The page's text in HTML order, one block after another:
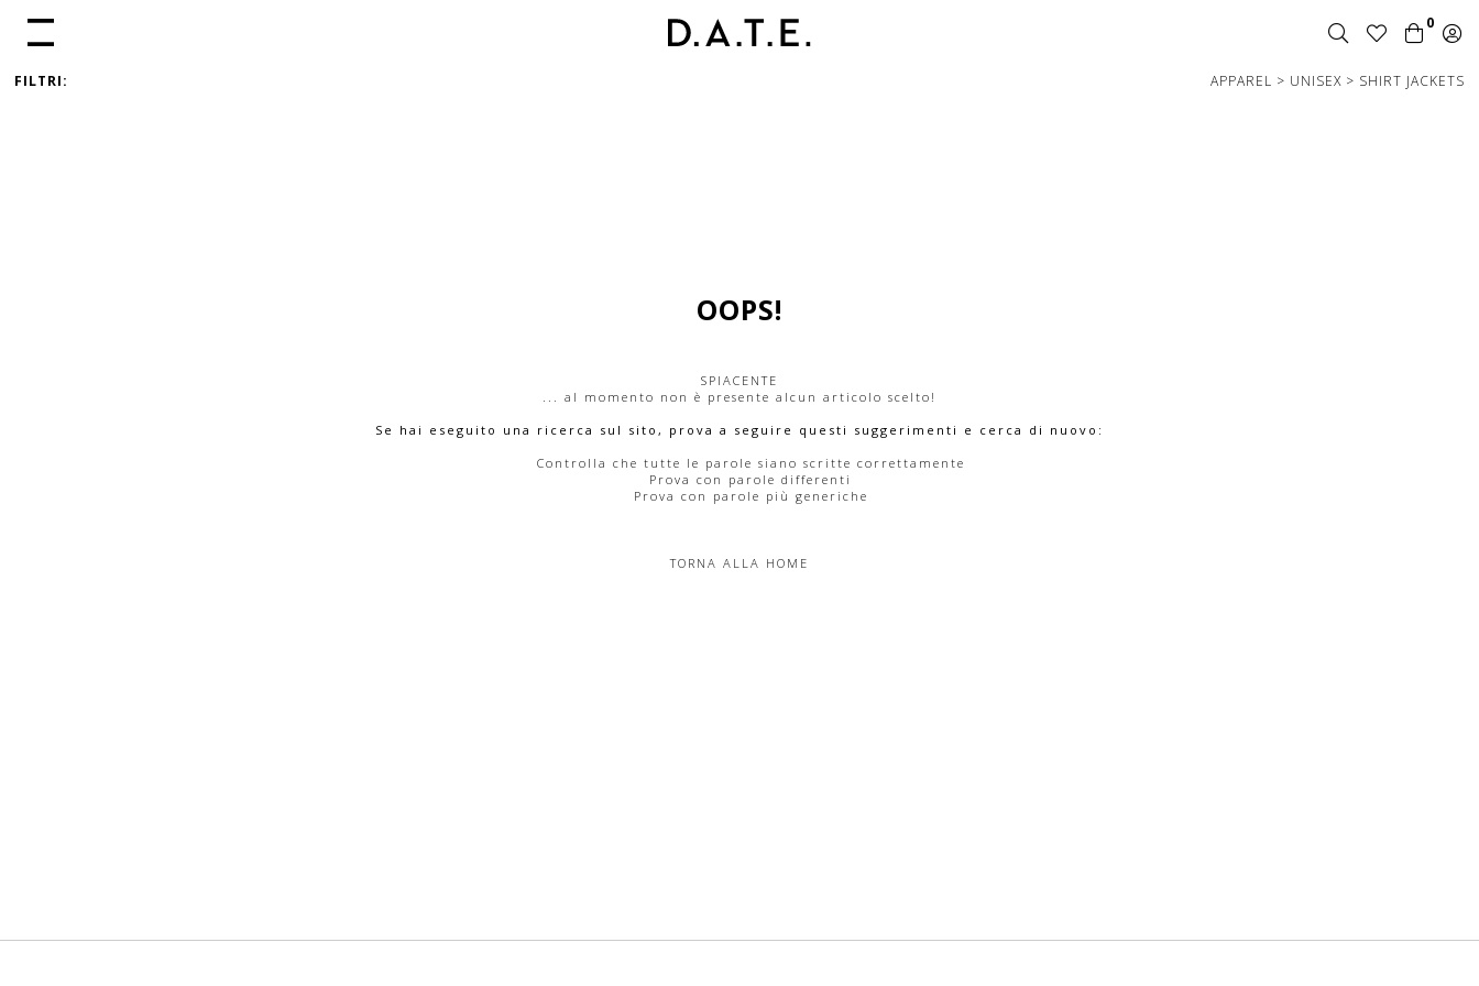
0
APPAREL > UNISEX > SHIRT JACKETS
FILTRI:
OOPS!
SPIACENTE
... al momento non è presente alcun articolo scelto!
Se hai eseguito una ricerca sul sito, prova a seguire questi suggerimenti e cerca di nuovo:
Controlla che tutte le parole siano scritte correttamente
Prova con parole differenti
Prova con parole più generiche
TORNA ALLA HOME